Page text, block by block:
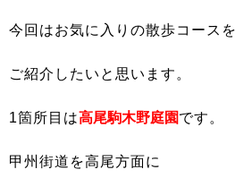
今回はお気に入りの散歩コースを
ご紹介したいと思います。
1箇所目は高尾駒木野庭園です。
甲州街道を高尾方面に